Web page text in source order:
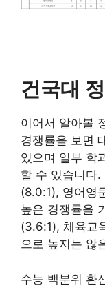
건국대
이어서 알아볼
경쟁률을 보면
있으며 일부 학
할 수 있습니다
(8.0:1), 영어영
높은 경쟁률을
(3.6:1), 체육교
으로 높지는 않
수능 백분위 환